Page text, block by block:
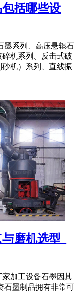
括哪些设
墨系列、高压悬辊石
机系列、反击式破
机）系列、直线振
磨机选型_
加工设备石墨因其
石墨制品拥有非常可